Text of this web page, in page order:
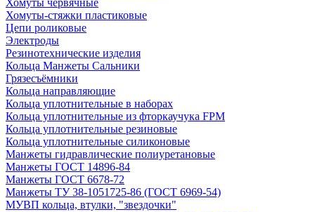
Хомуты червячные
Хомуты-стяжки пластиковые
Цепи роликовые
Электроды
Резинотехнические изделия
Кольца Манжеты Сальники
Грязесъёмники
Кольца направляющие
Кольца уплотнительные в наборах
Кольца уплотнительные из фторкаучука FPM
Кольца уплотнительные резиновые
Кольца уплотнительные силиконовые
Манжеты гидравлические полиуретановые
Манжеты ГОСТ 14896-84
Манжеты ГОСТ 6678-72
Манжеты ТУ 38-1051725-86 (ГОСТ 6969-54)
МУВП кольца, втулки, "звездочки"